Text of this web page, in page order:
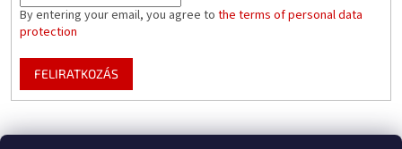
By entering your email, you agree to the terms of personal data
protection
FELIRATKOZÁS